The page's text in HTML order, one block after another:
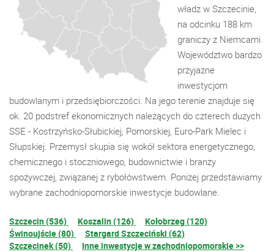
władz w Szczecinie,
na odcinku 188 km
graniczy z Niemcami.
Województwo bardzo
przyjazne
inwestycjom
budowlanym i przedsiębiorczości. Na jego terenie znajduje się
ok. 20 podstref ekonomicznych należących do czterech dużych
SSE - Kostrzyńsko-Słubickiej, Pomorskiej, Euro-Park Mielec i
Słupskiej. Przemysł skupia się wokół sektora energetycznego,
chemicznego i stoczniowego, budownictwie i branży
spożywczej, związanej z rybołówstwem. Poniżej przedstawiamy
wybrane zachodniopomorskie inwestycje budowlane.
Szczecin (536) Koszalin (126)
Kołobrzeg (120)
Świnoujście (80)
Stargard Szczeciński (62)
Szczecinek (50)
Inne inwestycje w zachodniopomorskie >>